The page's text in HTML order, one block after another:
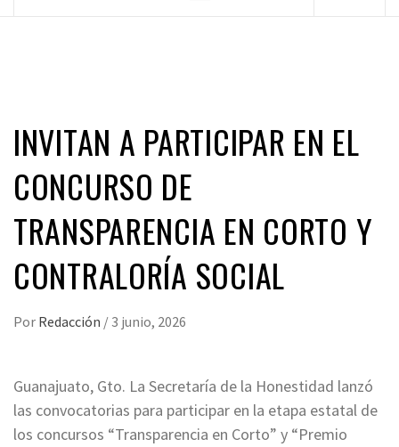
INVITAN A PARTICIPAR EN EL
CONCURSO DE
TRANSPARENCIA EN CORTO Y
CONTRALORÍA SOCIAL
Por Redacción / 3 junio, 2026
Guanajuato, Gto. La Secretaría de la Honestidad lanzó
las convocatorias para participar en la etapa estatal de
los concursos “Transparencia en Corto” y “Premio